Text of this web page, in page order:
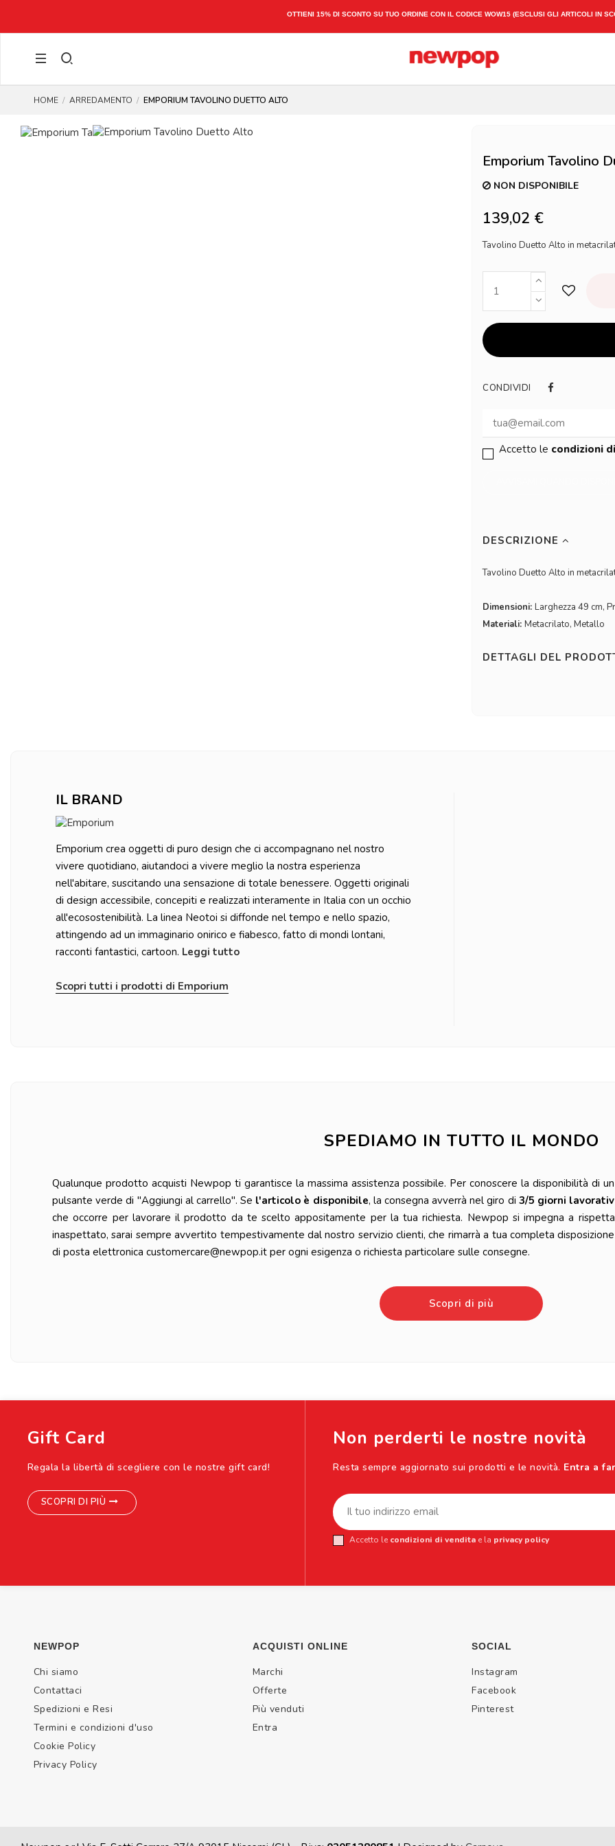
OTTIENI 15% DI SCONTO SU TUO ORDINE CON IL CODICE WOW15(ESCLUSI GLI ARTICOLI IN
HOME ARREDAMENTO EMPORIUM TAVOLINO DUETTO ALTO
Emporium Tavolino
NON DISPONIBILE
139,02 €
Tavolino Duetto Alto in
CONDIVIDI
Accetto le condizioni
DESCRIZIONE
Tavolino Duetto Alto in
Dimensioni: Larghezza 49 cm,
Materiali: Metacrilato, Metallo
DETTAGLI DEL
IL BRAND
Emporium crea oggetti di puro design che ci accompagnano nel nostro
vivere quotidiano, aiutandoci a vivere meglio la nostra esperienza
nell'abitare, suscitando una sensazione di totale benessere. Oggetti originali
di design accessibile, concepiti e realizzati interamente in Italia con un occhio
all'ecosostenibilità. La linea Neotoi si diffonde nel tempo e nello spazio,
attingendo ad un immaginario onirico e fiabesco, fatto di mondi lontani,
racconti fantastici, cartoon. Leggi tutto
Scopri tutti i prodotti di Emporium
SPEDIAMO IN TUTTO IL MONDO
Qualunque prodotto acquisti Newpop ti garantisce la massima assistenza possibile. Per conoscere la disponibilità di
pulsante verde di "Aggiungi al carrello". Se l'articolo è disponibile, la consegna avverrà nel giro di 3/5 giorni
che occorre per lavorare il prodotto da te scelto appositamente per la tua richiesta. Newpop si impegna a
inaspettato, sarai sempre avvertito tempestivamente dal nostro servizio clienti, che rimarrà a tua completa
di posta elettronica customercare@newpop.it per ogni esigenza o richiesta particolare sulle consegne.
Scopri di più
Gift Card
Regala la libertà di scegliere con le nostre gift card!
SCOPRI DI PIÙ
Non perderti le nostre novità
Resta sempre aggiornato sui prodotti e le novità. Entra a
Accetto le condizioni di venditae la privacy policy
NEWPOP
Chi siamo
Contattaci
Spedizioni e Resi
Termini e condizioni d'uso
Cookie Policy
Privacy Policy
ACQUISTI ONLINE
Marchi
Offerte
Più venduti
Entra
SOCIAL
Instagram
Facebook
Pinterest